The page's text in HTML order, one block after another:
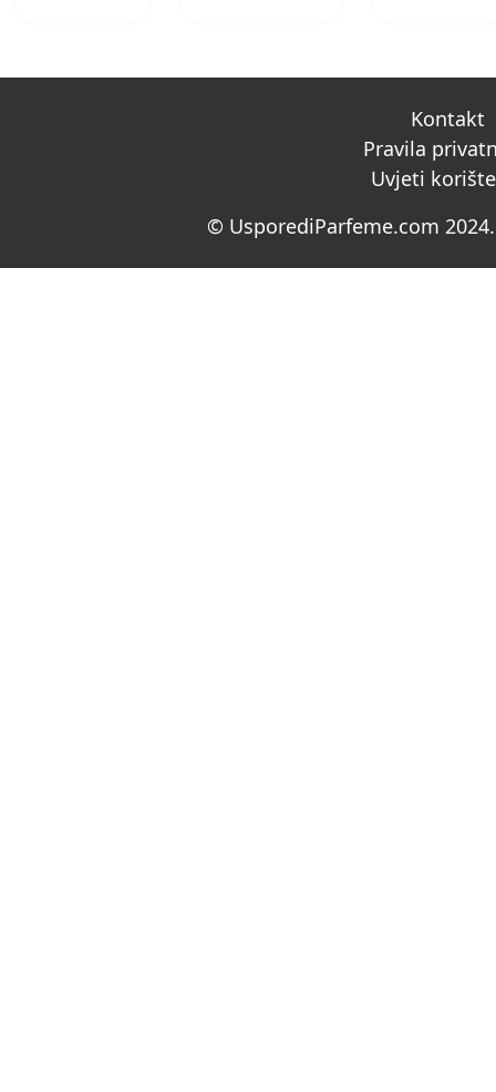
Kontakt
Pravila
Uvjeti
© UsporediParfeme.com